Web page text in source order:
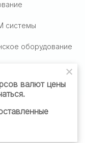
системы
оборудование
валют цены